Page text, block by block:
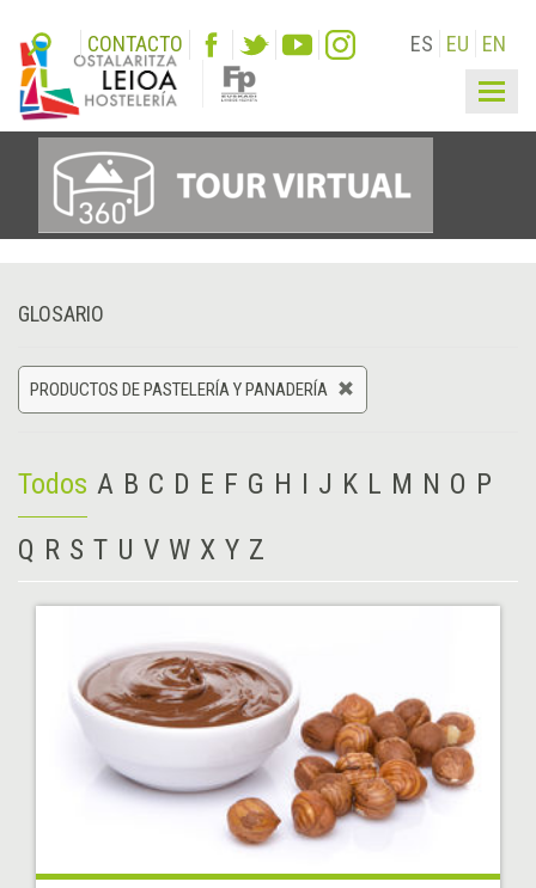
CONTACTO ES EU EN
GLOSARIO
PRODUCTOS DE PASTELERÍA Y PANADERÍA
Todos A B C D E F G H I J K L M N O P
Q R S T U V W X Y Z